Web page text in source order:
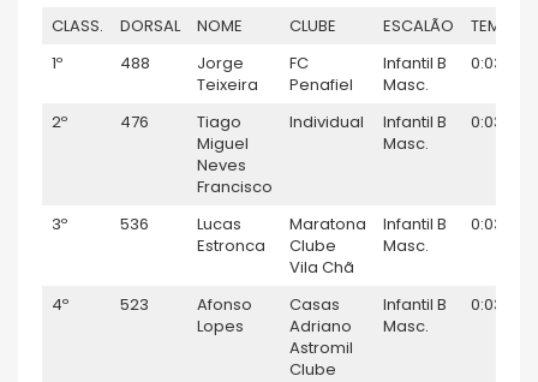
CLASS. DORSAL NOME CLUBE ESCALÃO
TEMPO
1º
488
Jorge
Teixeira
FC
Penafiel
Infantil B
Masc.
0:03:45
2º 476
Tiago
Miguel
Neves
Francisco
Individual
Infantil B
Masc.
0:03:46
3º 536
Lucas
Estronca
Maratona
Clube
Vila Chã
Infantil B
Masc.
0:03:48
4º 523
Afonso
Lopes
Casas
Adriano
Astromil
Clube
Infantil B
Masc.
0:03:50